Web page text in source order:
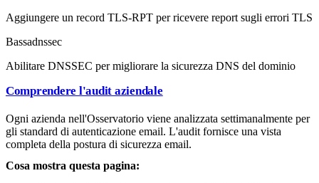
Aggiungere un record TLS-RPT per ricevere report sugli errori TLS
Bassadnssec
Abilitare DNSSEC per migliorare la sicurezza DNS del dominio
Comprendere l'audit aziendale
Ogni azienda nell'Osservatorio viene analizzata settimanalmente per
gli standard di autenticazione email. L'audit fornisce una vista
completa della postura di sicurezza email.
Cosa mostra questa pagina: